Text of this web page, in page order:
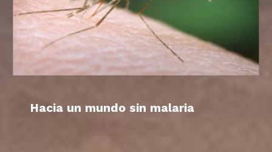
Hacia un mundo sin malaria